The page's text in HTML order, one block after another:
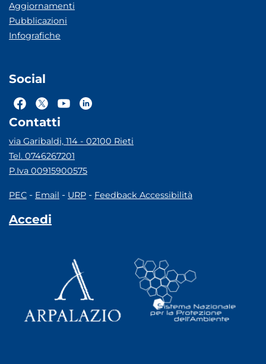
Aggiornamenti
Pubblicazioni
Infografiche
Social
Contatti
via Garibaldi, 114 - 02100 Rieti
Tel. 0746267201
P.Iva 00915900575
PEC - Email - URP - Feedback Accessibilità
Accedi